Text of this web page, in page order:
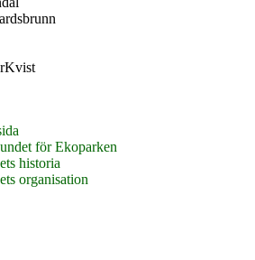
för Ekoparken
historia
organisation